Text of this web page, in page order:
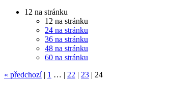
12 na stránku
12 na stránku
24 na stránku
36 na stránku
48 na stránku
60 na stránku
« předchozí 1 … 22 23
24